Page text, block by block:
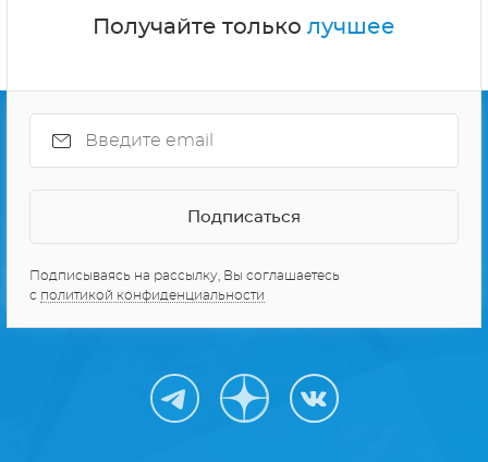
Получайте только лучшее
Подписываясь на рассылку, Вы соглашаетесь
с политикой конфиденциальности